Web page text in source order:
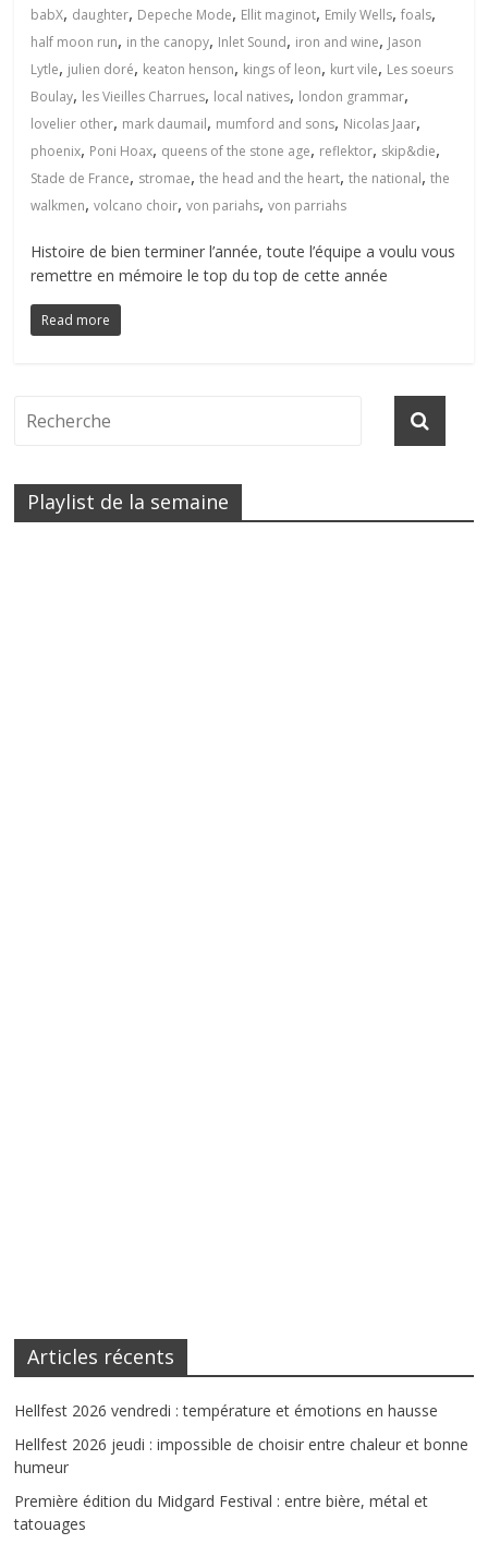
babX, daughter, Depeche Mode, Ellit maginot, Emily Wells,foals,
half moon run, in the canopy, Inlet Sound, iron and wine, Jason
Lytle, julien doré, keaton henson, kings of leon, kurt vile, Les soeurs
Boulay, les Vieilles Charrues, local natives, london grammar,
lovelier other, mark daumail, mumford and sons, Nicolas Jaar,
phoenix, Poni Hoax, queens of the stone age, reflektor, skip&die,
Stade de France, stromae,the head and the heart,the national,the
walkmen,volcano choir,von pariahs,von parriahs
Histoire de bien terminer l’année, toute l’équipe a voulu vous
remettre en mémoire le top du top de cette année
Read more
Playlist de la semaine
Articles récents
Hellfest 2026 vendredi : température et émotions en hausse
Hellfest 2026 jeudi : impossible de choisir entre chaleur et bonne
humeur
Première édition du Midgard Festival : entre bière, métal et
tatouages